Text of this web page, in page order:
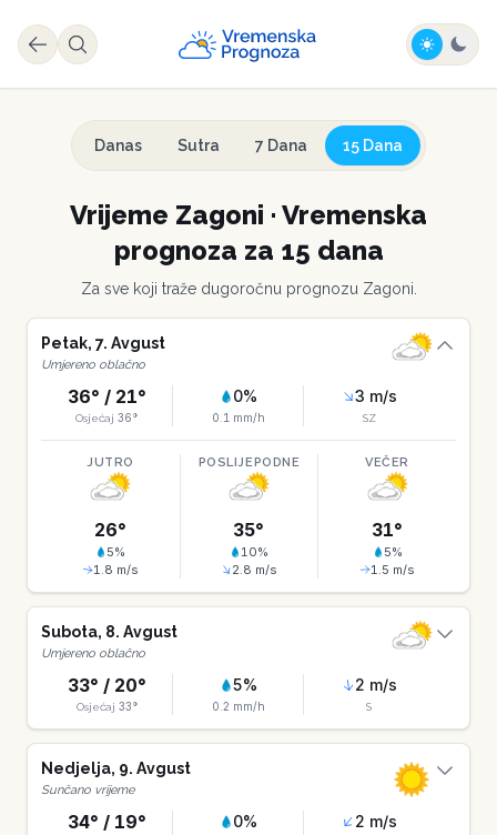
Danas Sutra 7 Dana 15 Dana
Vrijeme Zagoni · Vremenska
prognoza za 15 dana
Za sve koji traže dugoročnu prognozu Zagoni
Petak, 7. Avgust
Umjereno oblačno
36° / 21°
Osjećaj 36°
0%
0.1 mm/h
3 m/s
SZ
JUTRO
26°
5%
1.8 m/s
POSLIJEPODNE
35°
10%
2.8 m/s
VEČER
31°
5%
1.5 m/s
Subota, 8. Avgust
Umjereno oblačno
33° / 20°
Osjećaj 33°
5%
0.2 mm/h
2 m/s
S
Nedjelja, 9. Avgust
Sunčano vrijeme
34° / 19° 0% 2 m/s